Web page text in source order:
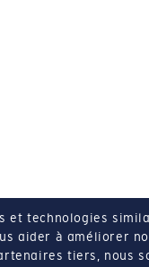
et technologies
aider à améliorer
tiers, nous